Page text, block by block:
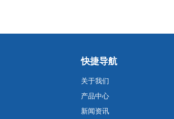
快捷导航
关于我们
产品中心
新闻资讯